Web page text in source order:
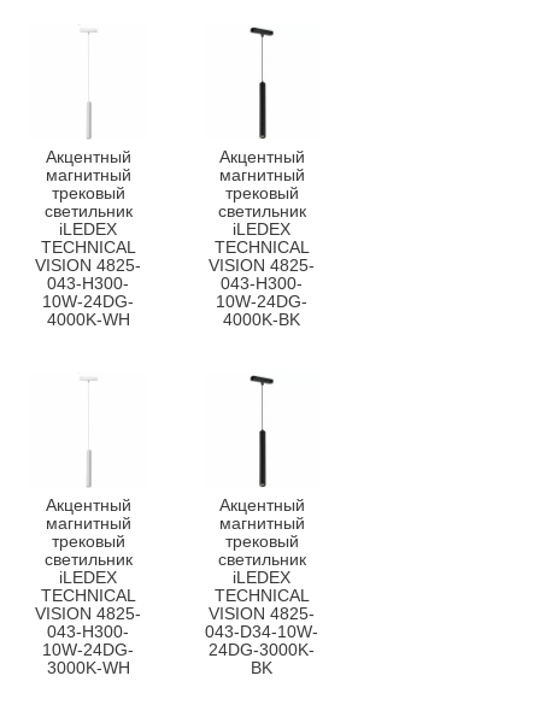
Акцентный
магнитный
трековый
светильник
iLEDEX
TECHNICAL
VISION 4825-
043-H300-
10W-24DG-
4000K-WH
Акцентный
магнитный
трековый
светильник
iLEDEX
TECHNICAL
VISION 4825-
043-H300-
10W-24DG-
4000K-BK
Акцентный
магнитный
трековый
светильник
iLEDEX
TECHNICAL
VISION 4825-
043-H300-
10W-24DG-
3000K-WH
Акцентный
магнитный
трековый
светильник
iLEDEX
TECHNICAL
VISION 4825-
043-D34-10W-
24DG-3000K-
BK